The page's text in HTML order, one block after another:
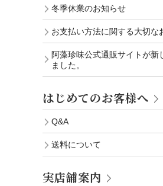
冬季休業のお知らせ
お支払い方法に関する大切な
阿藻珍味公式通販サイトが新
ました。
はじめてのお客様へ
Q&A
送料について
実店舗案内